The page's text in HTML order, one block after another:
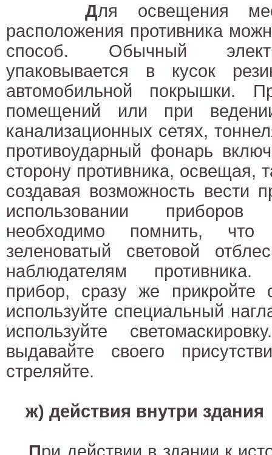
Для освещения
расположения противника
способ. Обычный
упаковывается в кусок
автомобильной покрышки.
помещений или при
канализационных сетях,
противоударный фонарь
сторону противника, освещая,
создавая возможность вести
использовании
необходимо помнить,
зеленоватый световой
наблюдателям
прибор, сразу же прикройте
используйте специальный
используйте
выдавайте своего
стреляйте.
ж) действия внутри здания